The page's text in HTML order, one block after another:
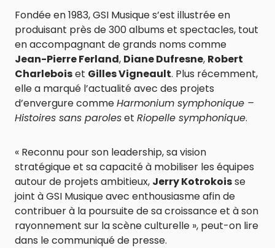
Fondée en 1983, GSI Musique s’est illustrée en
produisant près de 300 albums et spectacles, tout
en accompagnant de grands noms comme
Jean-Pierre Ferland, Diane Dufresne, Robert
Charleboiset Gilles Vigneault. Plus récemment,
elle a marqué l’actualité avec des projets
d’envergure commeHarmonium symphonique –
Histoires sans paroleset Riopelle symphonique.
« Reconnu pour son leadership, sa vision
stratégique et sa capacité à mobiliser les équipes
autour de projets ambitieux, Jerry Kotrokoisse
joint à GSI Musique avec enthousiasme afin de
contribuer à la poursuite de sa croissance et à son
rayonnement sur la scène culturelle », peut-on lire
dans le communiqué de presse.